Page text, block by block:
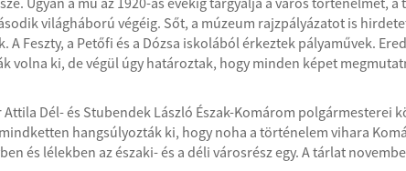
világháború végéig. Sőt, a múzeum rajzpályázatot is
A Feszty, a Petőfi és a Dózsa iskolából érkeztek pályaművek.
volna ki, de végül úgy határoztak, hogy minden képet
Dél- és Stubendek László Észak-Komárom polgármesterei
hangsúlyozták ki, hogy noha a történelem vihara
és lélekben az északi- és a déli városrész egy. A tárlat